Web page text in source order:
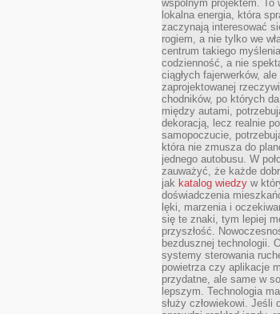
wspólnym projektem. To
lokalna energia, która
zaczynają interesować
rogiem, a nie tylko we
centrum takiego
codzienność, a nie
ciągłych fajerwerków,
zaprojektowanej
chodników, po których
między autami,
dekoracją, lecz realnie
samopoczucie,
która nie zmusza do
jednego autobusu. W
zauważyć, że każde
jak katalog wiedzy w
doświadczenia
lęki, marzenia i
się te znaki, tym lepiej
przyszłość.
bezdusznej technologii.
systemy sterowania
powietrza czy aplikacje
przydatne, ale same w
lepszym. Technologia
służy człowiekowi. Jeśli